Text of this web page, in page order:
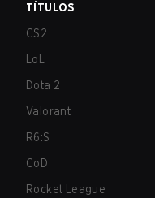
TÍTULOS
CS2
LoL
Dota 2
Valorant
R6:S
CoD
Rocket League